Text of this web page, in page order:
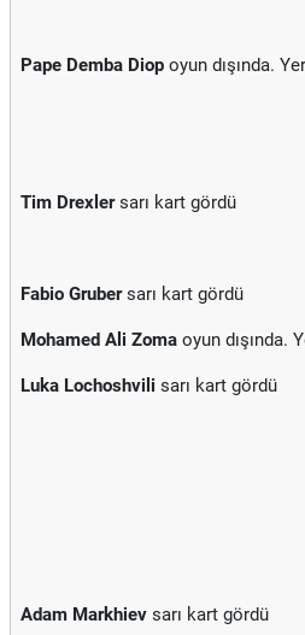
Pape Demba Diop oyun dışında.
Tim Drexlersarı kart gördü
Fabio Grubersarı kart gördü
Mohamed Ali Zoma oyun dışında.
Luka Lochoshvili sarı kart gördü
Adam Markhiev sarı kart gördü